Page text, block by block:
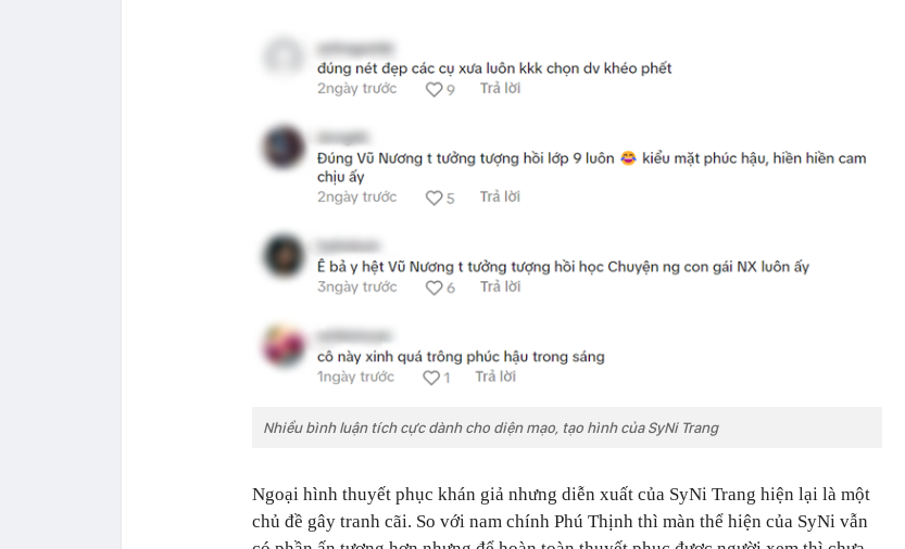
Nhiều bình luận tích cực dành cho diện mạo, tạo hình của SyNi Trang
Ngoại hình thuyết phục khán giả nhưng diễn xuất của SyNi Trang hiện lại là một
chủ đề gây tranh cãi. So với nam chính Phú Thịnh thì màn thể hiện của SyNi vẫn